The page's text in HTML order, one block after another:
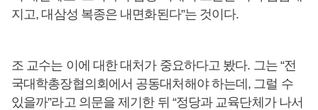
지고, 대삼성 복종은 내면화된다”는 것이다.
조 교수는 이에 대한 대처가 중요하다고 봤다. 그는 “전
국대학총장협의회에서 공동대처해야 하는데, 그럴 수
있을까”라고 의문을 제기한 뒤 “정당과 교육단체가 나서